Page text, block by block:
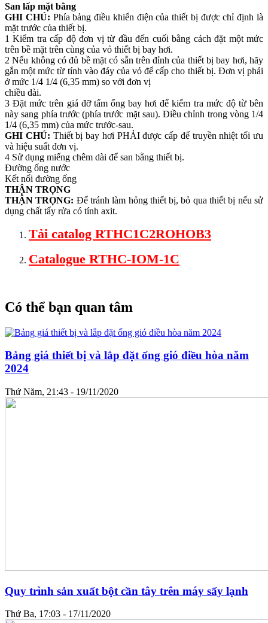
San lấp mặt bằng
GHI CHÚ: Phía bảng điều khiển điện của thiết bị được chỉ định là
mặt trước của thiết bị.
1 Kiểm tra cấp độ đơn vị từ đầu đến cuối bằng cách đặt một mức
trên bề mặt trên cùng của vỏ thiết bị bay hơi.
2 Nếu không có đủ bề mặt có sẵn trên đỉnh của thiết bị bay hơi, hãy
gắn một mức từ tính vào đáy của vỏ để cấp cho thiết bị. Đơn vị phải
ở mức 1/4 1/4 (6,35 mm) so với đơn vị
chiều dài.
3 Đặt mức trên giá đỡ tấm ống bay hơi để kiểm tra mức độ từ bên
này sang phía trước (phía trước mặt sau). Điều chỉnh trong vòng 1/4
1/4 (6,35 mm) của mức trước-sau.
GHI CHÚ: Thiết bị bay hơi PHẢI được cấp để truyền nhiệt tối ưu
và hiệu suất đơn vị.
4 Sử dụng miếng chêm dài để san bằng thiết bị.
Đường ống nước
Kết nối đường ống
THẬN TRỌNG
THẬN TRỌNG: Để tránh làm hỏng thiết bị, bỏ qua thiết bị nếu sử
dụng chất tẩy rửa có tính axit.
Tải catalog RTHC1C2ROHOB3
Catalogue RTHC-IOM-1C
Có thể bạn quan tâm
Bảng giá thiết bị và lắp đặt ống gió điều hòa năm
2024
Thứ Năm, 21:43 - 19/11/2020
Quy trình sản xuất bột cần tây trên máy sấy lạnh
Thứ Ba, 17:03 - 17/11/2020